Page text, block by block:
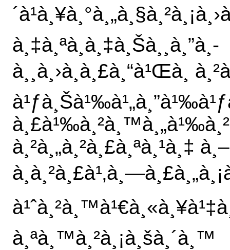
à¸‡à¸ªà¸­à¸‡à¸Šà¸¸à¸”à¸­
à¸¸à¸›à¸à¸£à¸“à¹Œà¸
à¸²à¸„à¸²à¸£à¸ªà¸¹à¸‡
à¸ªà¸™à¸²à¸¡à¸šà¸´à¸™